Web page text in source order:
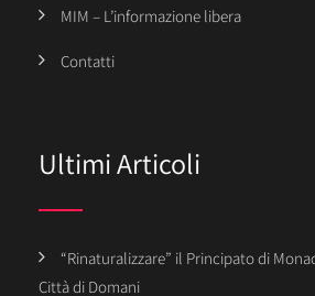
MIM – L’informazione libera
Contatti
Ultimi Articoli
“Rinaturalizzare” il Principato di
Città di Domani